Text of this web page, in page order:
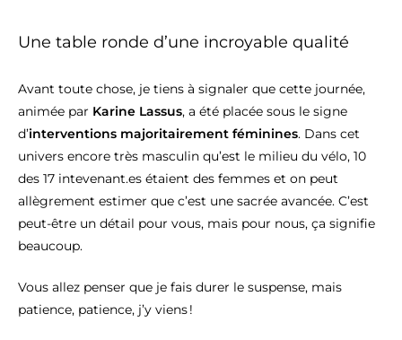
Une table ronde d’une incroyable qualité
Avant toute chose, je tiens à signaler que cette journée,
animée par Karine Lassus, a été placée sous le signe
d’interventions majoritairement féminines. Dans cet
univers encore très masculin qu’est le milieu du vélo, 10
des 17 intevenant.es étaient des femmes et on peut
allègrement estimer que c’est une sacrée avancée. C’est
peut-être un détail pour vous, mais pour nous, ça signifie
beaucoup.
Vous allez penser que je fais durer le suspense, mais
patience, patience, j’y viens !